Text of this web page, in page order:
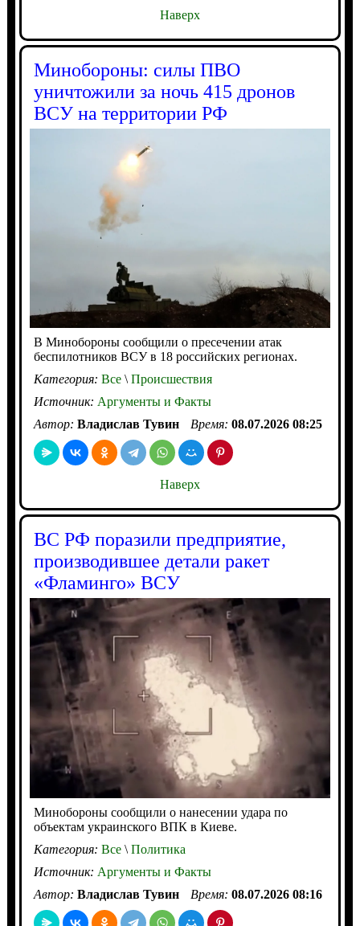
Наверх
Минобороны: силы ПВО
уничтожили за ночь 415 дронов
ВСУ на территории РФ
В Минобороны сообщили о пресечении атак
беспилотников ВСУ в 18 российских регионах.
Категория: Все\Происшествия
Источник: Аргументы и Факты
Автор: Владислав Тувин Время: 08.07.2026 08:25
Наверх
ВС РФ поразили предприятие,
производившее детали ракет
«Фламинго» ВСУ
Минобороны сообщили о нанесении удара по
объектам украинского ВПК в Киеве.
Категория: Все\Политика
Источник: Аргументы и Факты
Автор: Владислав Тувин Время: 08.07.2026 08:16